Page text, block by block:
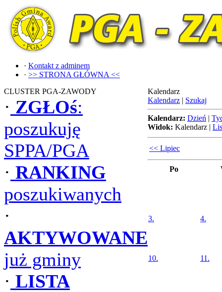
· Kontakt z adminem
· >> STRONA GŁÓWNA <<
CLUSTER PGA-ZAWODY
· ZGŁOś:
poszukuję
SPPA/PGA
· RANKING
poszukiwanych
·
AKTYWOWANE
już gminy
· LISTA
Kalendarz
Kalendarz | Szukaj
Kalendarz: Dzień |
Widok: Kalendarz |
<< Lipiec
Po
3. 4.
10. 11.